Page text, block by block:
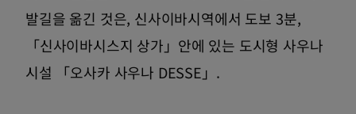
발길을 옮긴 것은, 신사이바시역에서 도보 3분,
「신사이바시스지 상가」안에 있는 도시형 사우나
시설 「오사카 사우나 DESSE」.